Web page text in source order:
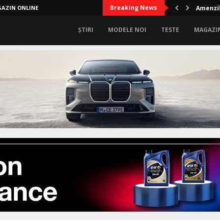
ONLINE Breaking News
ȘTIRI MODELE NOI TESTE